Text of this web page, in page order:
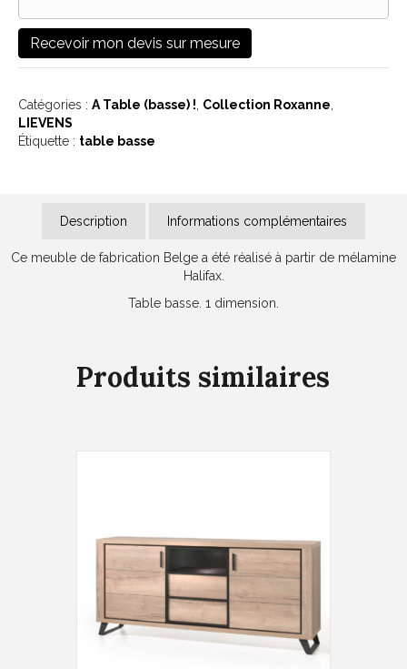
Catégories : A Table (basse) ! Collection Roxanne
LIEVENS
Étiquette : table basse
Description Informations complémentaires
Ce meuble de fabrication Belge a été réalisé à partir de mélamine
Halifax.
Table basse. 1 dimension.
Produits similaires